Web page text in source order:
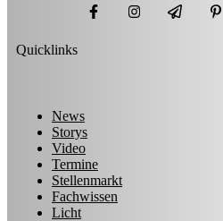
Quicklinks
News
Storys
Video
Termine
Stellenmarkt
Fachwissen
Licht